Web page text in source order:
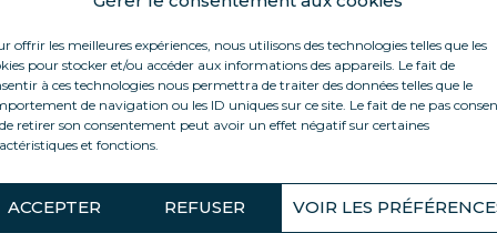
offrir les meilleures expériences, nous utilisons des technologies telles que les
pour stocker et/ou accéder aux informations des appareils. Le fait de
à ces technologies nous permettra de traiter des données telles que le
de navigation ou les ID uniques sur ce site. Le fait de ne pas
retirer son consentement peut avoir un effet négatif sur certaines
et fonctions.
ACCEPTER REFUSER VOIR LES
HERAUSFORDERUNGEN
tragen dazu bei, drei große vorrangige
zu bewältigen.